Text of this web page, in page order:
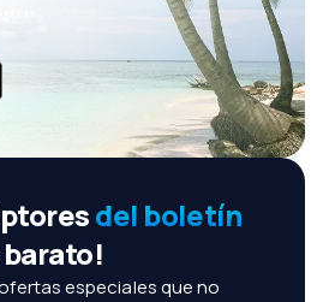
del boletín
especiales que no